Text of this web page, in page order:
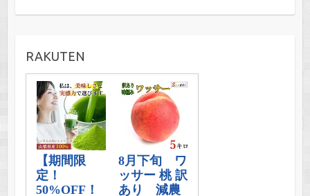
RAKUTEN